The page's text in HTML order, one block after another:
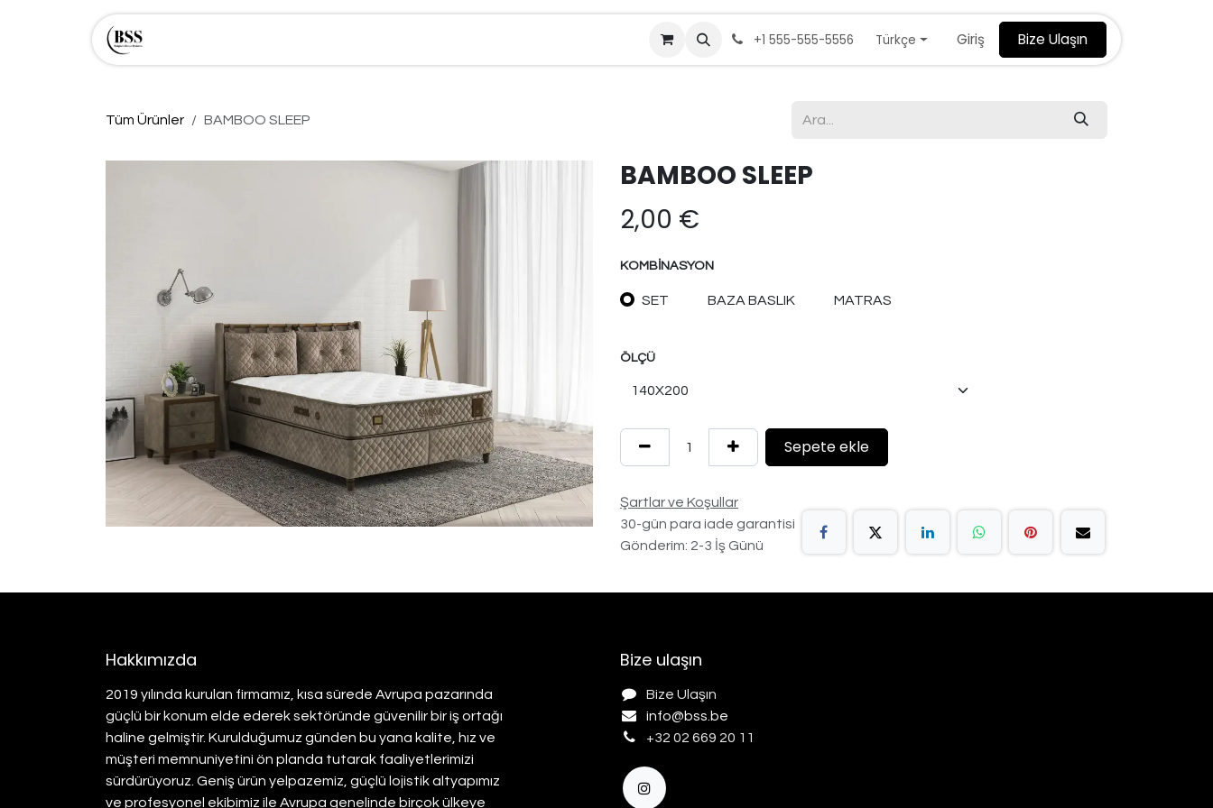
+1 555-555-5556 Türkçe Giriş Bize Ulaşın
Tüm Ürünler BAMBOO SLEEP
BAMBOO SLEEP
2,00 €
KOMBINASYON
SET BAZA BASLIK MATRAS
ÖLÇÜ
Sepete ekle
Şartlar ve Koşullar
30-gün para iade garantisi
Gönderim: 2-3 İş Günü
Hakkımızda
2019 yılında kurulan firmamız, kısa sürede Avrupa pazarında
güçlü bir konum elde ederek sektöründe güvenilir bir iş ortağı
haline gelmiştir. Kurulduğumuz günden bu yana kalite, hız ve
müşteri memnuniyetini ön planda tutarak faaliyetlerimizi
sürdürüyoruz. Geniş ürün yelpazemiz, güçlü lojistik altyapımız
ve profesyonel ekibimiz ile Avrupa genelinde birçok ülkeye
Bize ulaşın
Bize Ulaşın
info@bss.be
+32 02 669 20 11